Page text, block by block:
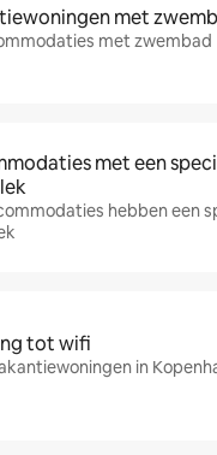
met
met zwembad
met een
hebben een
tot wifi
in